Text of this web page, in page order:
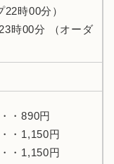
時00分）
時00分 （オーダ
・890円
・1,150円
・1,150円